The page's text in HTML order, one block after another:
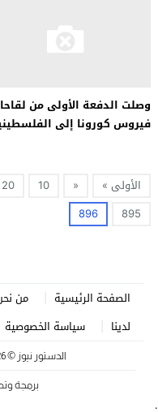
وصلت الدفعة الأولى من
فيروس كورونا إلى
الأولى » «
10
20
895
896
الصفحة الرئيسية من
لدينا
سياسة الخصوصية
الدستور نيوز © 2026 جميع الحقوق محفوظة.
برمجة
.